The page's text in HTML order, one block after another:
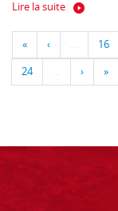
Lire la suite
« ‹ … 16
24 … › »